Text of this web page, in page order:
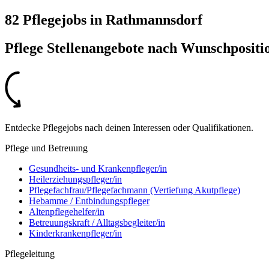
82 Pflegejobs in Rathmannsdorf
Pflege Stellenangebote nach
Entdecke Pflegejobs nach deinen Interessen oder Qualifikationen.
Pflege und Betreuung
Gesundheits- und Krankenpfleger/in
Heilerziehungspfleger/in
Pflegefachfrau/Pflegefachmann (Vertiefung Akutpflege)
Hebamme / Entbindungspfleger
Altenpflegehelfer/in
Betreuungskraft / Alltagsbegleiter/in
Kinderkrankenpfleger/in
Pflegeleitung